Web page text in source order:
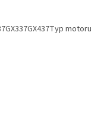
motoru